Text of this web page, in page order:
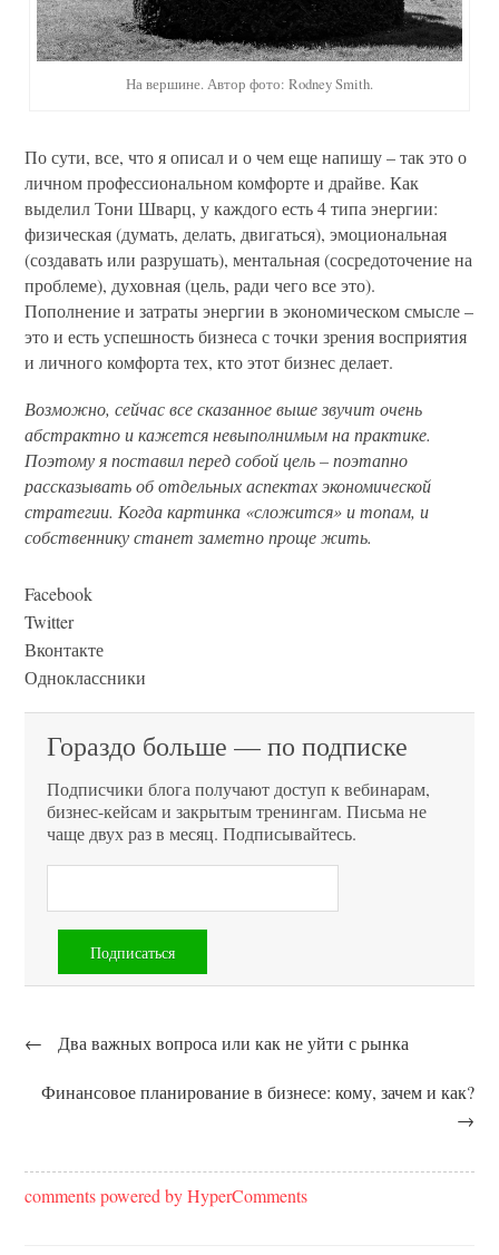
На вершине. Автор фото: Rodney Smith.
По сути, все, что я описал и о чем еще напишу – так это о
личном профессиональном комфорте и драйве. Как
выделил Тони Шварц, у каждого есть 4 типа энергии:
физическая (думать, делать, двигаться), эмоциональная
(создавать или разрушать), ментальная (сосредоточение на
проблеме), духовная (цель, ради чего все это).
Пополнение и затраты энергии в экономическом смысле –
это и есть успешность бизнеса с точки зрения восприятия
и личного комфорта тех, кто этот бизнес делает.
Возможно, сейчас все сказанное выше звучит очень
абстрактно и кажется невыполнимым на практике.
Поэтому я поставил перед собой цель – поэтапно
рассказывать об отдельных аспектах экономической
стратегии. Когда картинка «сложится» и топам, и
собственнику станет заметно проще жить.
Facebook
Twitter
Вконтакте
Одноклассники
Гораздо больше — по подписке
Подписчики блога получают доступ к вебинарам,
бизнес-кейсам и закрытым тренингам. Письма не
чаще двух раз в месяц. Подписывайтесь.
← Два важных вопроса или как не уйти с рынка
Финансовое планирование в бизнесе: кому, зачем и как?
→
comments powered by HyperComments